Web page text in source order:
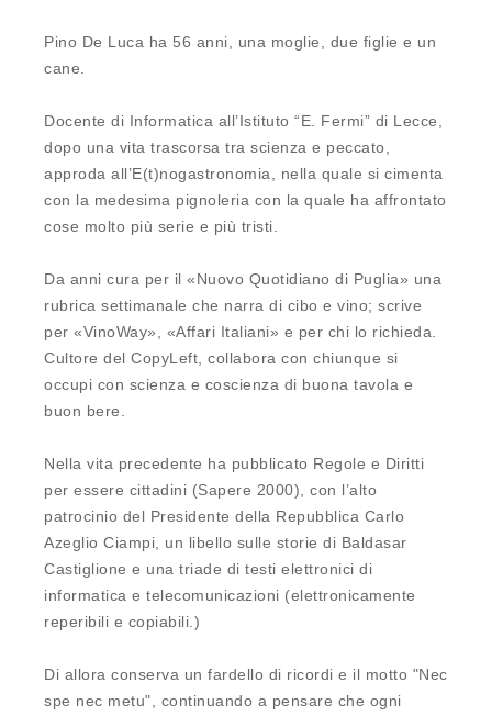
Pino De Luca ha 56 anni, una moglie, due figlie e un
cane.
Docente di Informatica all’Istituto “E. Fermi” di Lecce,
dopo una vita trascorsa tra scienza e peccato,
approda all’E(t)nogastronomia, nella quale si cimenta
con la medesima pignoleria con la quale ha affrontato
cose molto più serie e più tristi.
Da anni cura per il «Nuovo Quotidiano di Puglia» una
rubrica settimanale che narra di cibo e vino; scrive
per «VinoWay», «Affari Italiani» e per chi lo richieda.
Cultore del CopyLeft, collabora con chiunque si
occupi con scienza e coscienza di buona tavola e
buon bere.
Nella vita precedente ha pubblicato Regole e Diritti
per essere cittadini (Sapere 2000), con l’alto
patrocinio del Presidente della Repubblica Carlo
Azeglio Ciampi, un libello sulle storie di Baldasar
Castiglione e una triade di testi elettronici di
informatica e telecomunicazioni (elettronicamente
reperibili e copiabili.)
Di allora conserva un fardello di ricordi e il motto "Nec
spe nec metu", continuando a pensare che ogni